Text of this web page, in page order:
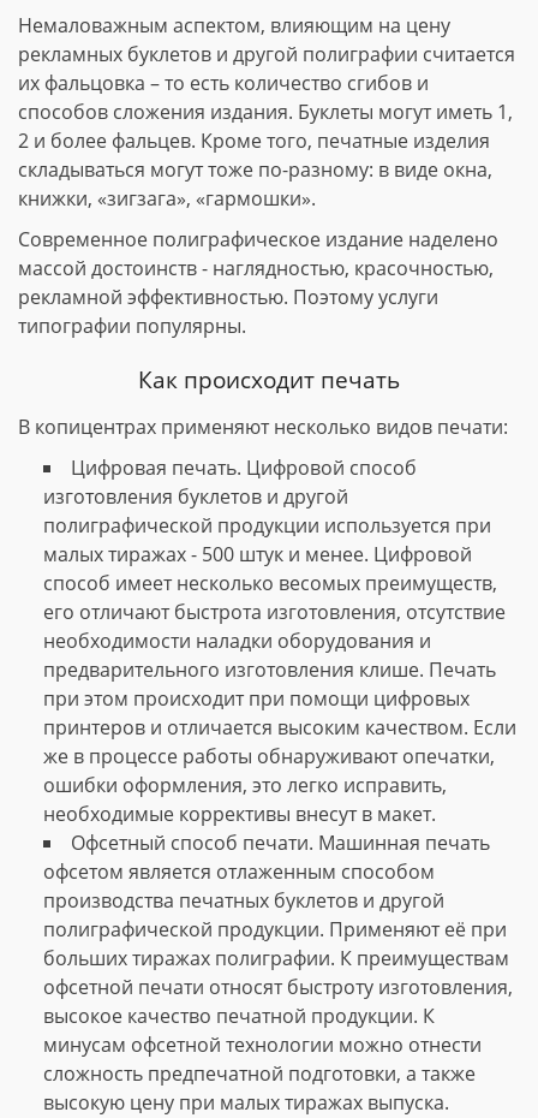
Немаловажным аспектом, влияющим на цену
рекламных буклетов и другой полиграфии считается
их фальцовка – то есть количество сгибов и
способов сложения издания. Буклеты могут иметь 1,
2 и более фальцев. Кроме того, печатные изделия
складываться могут тоже по-разному: в виде окна,
книжки, «зигзага», «гармошки».
Современное полиграфическое издание наделено
массой достоинств - наглядностью, красочностью,
рекламной эффективностью. Поэтому услуги
типографии популярны.
Как происходит печать
В копицентрах применяют несколько видов печати:
Цифровая печать. Цифровой способ
изготовления буклетов и другой
полиграфической продукции используется при
малых тиражах - 500 штук и менее. Цифровой
способ имеет несколько весомых преимуществ,
его отличают быстрота изготовления, отсутствие
необходимости наладки оборудования и
предварительного изготовления клише. Печать
при этом происходит при помощи цифровых
принтеров и отличается высоким качеством. Если
же в процессе работы обнаруживают опечатки,
ошибки оформления, это легко исправить,
необходимые коррективы внесут в макет.
Офсетный способ печати. Машинная печать
офсетом является отлаженным способом
производства печатных буклетов и другой
полиграфической продукции. Применяют её при
больших тиражах полиграфии. К преимуществам
офсетной печати относят быстроту изготовления,
высокое качество печатной продукции. К
минусам офсетной технологии можно отнести
сложность предпечатной подготовки, а также
высокую цену при малых тиражах выпуска.